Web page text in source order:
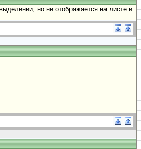
но не отображается на листе и